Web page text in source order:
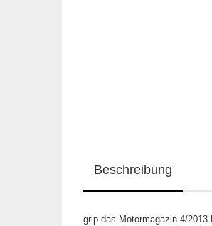
Beschreibung
grip das Motormagazin 4/